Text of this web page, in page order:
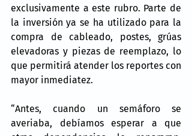
exclusivamente a este rubro. Parte de
la inversión ya se ha utilizado para la
compra de cableado, postes, grúas
elevadoras y piezas de reemplazo, lo
que permitirá atender los reportes con
mayor inmediatez.
“Antes, cuando un semáforo se
averiaba, debíamos esperar a que